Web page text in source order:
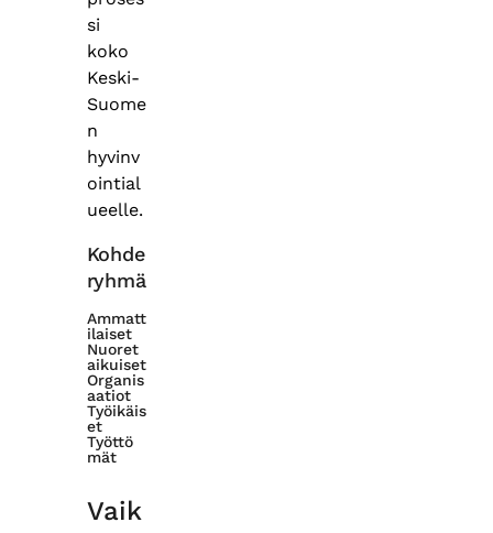
si
koko
Keski-
Suome
n
hyvinv
ointial
ueelle.
Kohde
ryhmä
Ammatt
ilaiset
Nuoret
aikuiset
Organis
aatiot
Työikäis
et
Työttö
mät
Vaik